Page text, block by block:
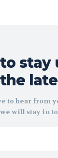
stay
to hear from
will stay in